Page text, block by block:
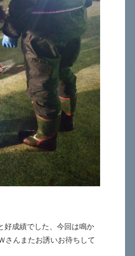
成績でした、今回は鳴か
さんまたお誘いお待ちして